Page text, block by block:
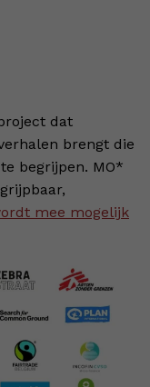
dat
brengt die
begrijpen. MO*
mee mogelijk